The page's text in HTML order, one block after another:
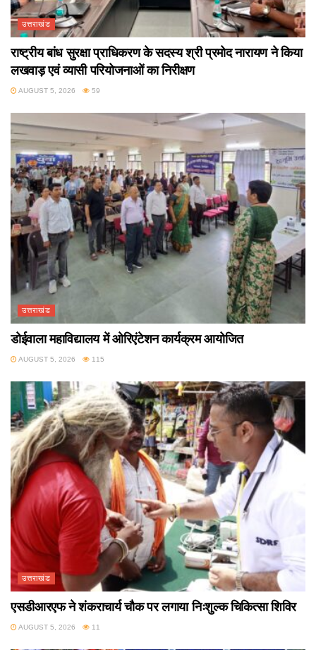
उत्तराखंड
राष्ट्रीय बांध सुरक्षा प्राधिकरण के सदस्य श्री प्रमोद नारायण ने किया
लखवाड़ एवं व्यासी परियोजनाओं का निरीक्षण
AUGUST 5, 2026 59
उत्तराखंड
डोईवाला महाविद्यालय में ओरिएंटेशन कार्यक्रम आयोजित
AUGUST 5, 2026 115
उत्तराखंड
एसडीआरएफ ने शंकराचार्य चौक पर लगाया निःशुल्क चिकित्सा शिविर
AUGUST 5, 2026 11